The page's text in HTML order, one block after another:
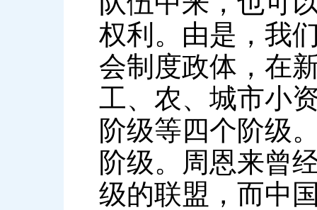
权利。由是，我
会制度政体，在
工、农、城市小
阶级等四个阶级
阶级。周恩来曾
级的联盟，而中